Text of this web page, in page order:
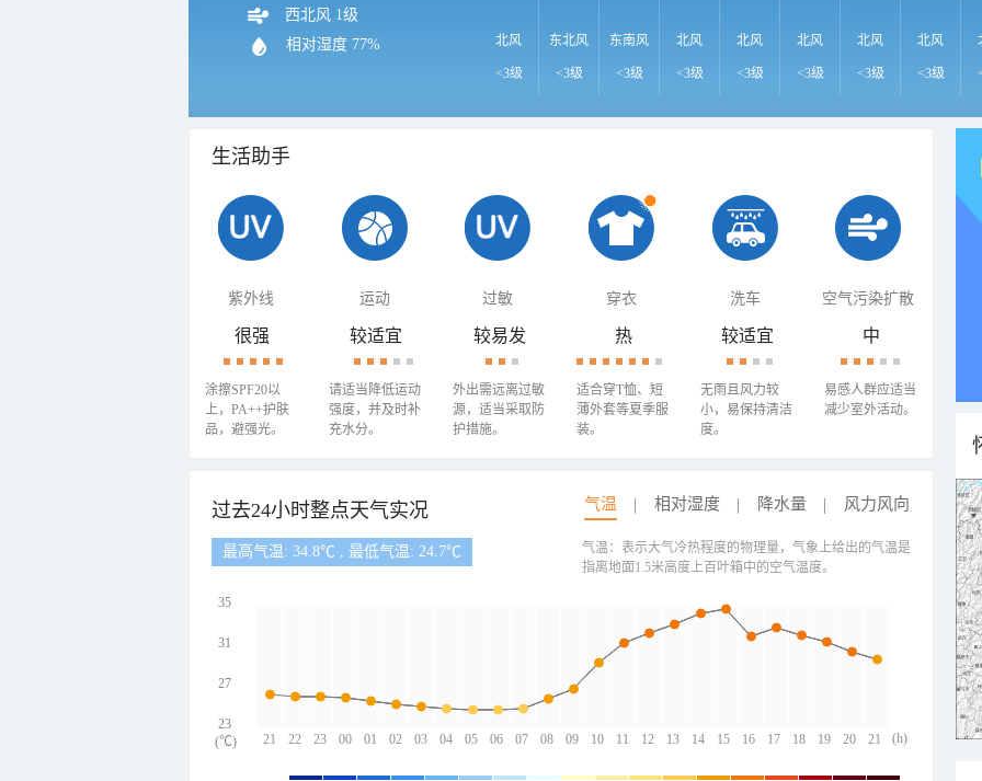
西北风 1级
相对湿度 77% 北风
<3级
东北风
<3级
东南风
<3级
北风
<3级
北风
<3级
北风
<3级
北风
<3级
北风
<3级
生活助手
紫外线 运动 过敏 穿衣 洗车 空气污染扩散
很强
涂擦SPF20以
上，PA++护肤
品，避强光。
较适宜
请适当降低运动
强度，并及时补
充水分。
较易发
外出需远离过敏
源，适当采取防
护措施。
热
适合穿T恤、短
薄外套等夏季服
装。
较适宜
无雨且风力较
小，易保持清洁
度。
中
易感人群应适当
减少室外活动。
过去24小时整点天气实况 气温 相对湿度 降水量 风力风向
最高气温: 34.8℃ , 最低气温: 24.7℃
21 22 23 00 01 02 03 04 05 06 07 08 09 10 11 12 13 14 15 16 17 18 19 20 21
35
31
27
23
(h)
(℃)
气温：表示大气冷热程度的物理量，气象上给出的气温是
指离地面1.5米高度上百叶箱中的空气温度。